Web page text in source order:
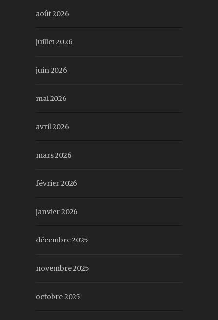
août 2026
juillet 2026
juin 2026
mai 2026
avril 2026
mars 2026
février 2026
janvier 2026
décembre 2025
novembre 2025
octobre 2025